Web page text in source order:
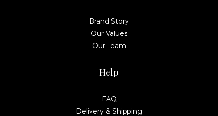
Brand Story
Our Values
Our Team
Help
FAQ
Delivery & Shipping